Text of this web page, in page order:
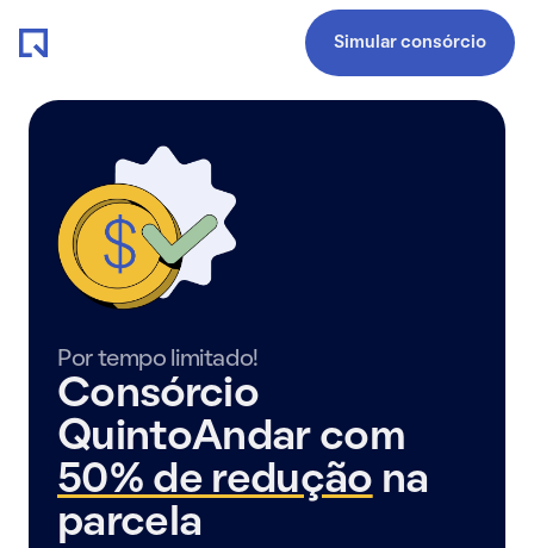
Simular consórcio
Por tempo limitado!
Consórcio
QuintoAndar com
50% de redução na
parcela